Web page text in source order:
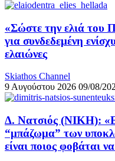
«Σώστε την ελιά του
για συνδεδεμένη
ελαιώνες
Skiathos Channel
9 Αυγούστου 2026 09/08/
Δ. Νατσιός (ΝΙΚΗ):
“μπάζωμα” των
είναι ποιος φοβάται